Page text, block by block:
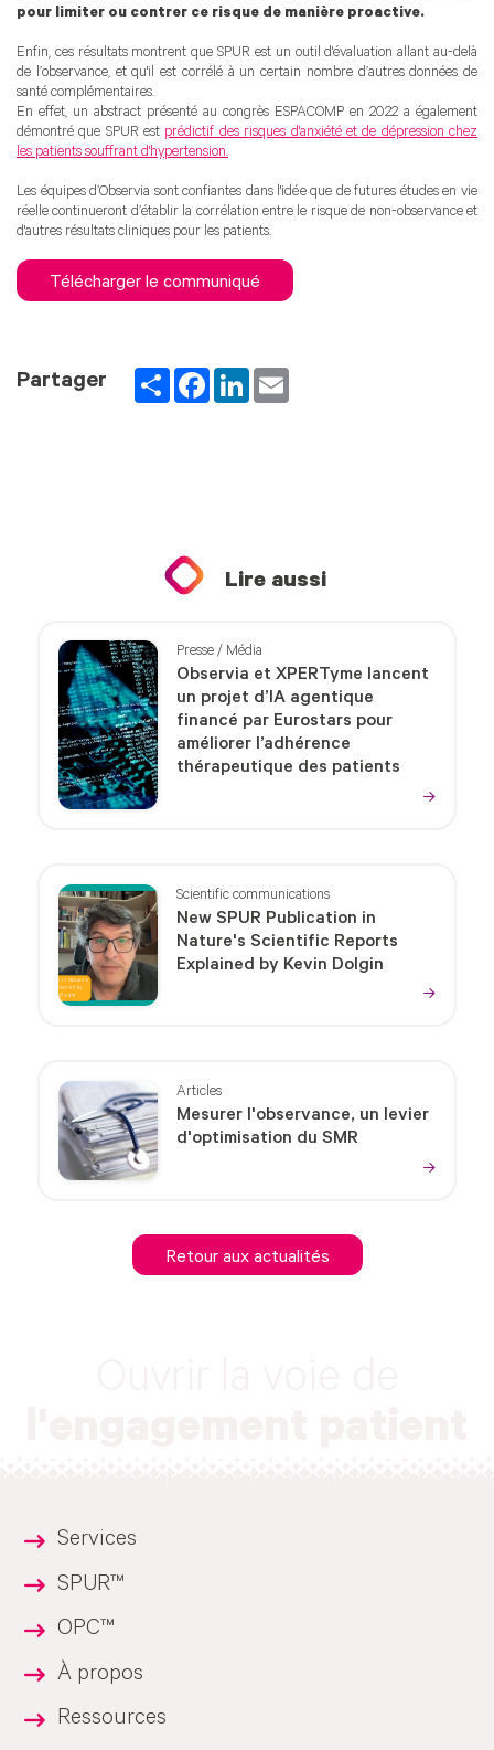
pour limiter ou contrer ce risque de manière proactive.
Enfin, ces résultats montrent que SPUR est un outil d'évaluation allant au-delà
de l’observance, et qu'il est corrélé à un certain nombre d’autres données de
santé complémentaires.
En effet, un abstract présenté au congrès ESPACOMP en 2022 a également
démontré que SPUR est prédictif des risques d'anxiété et de dépression chez
les patients souffrant d'hypertension.
Les équipes d’Observia sont confiantes dans l'idée que de futures études en vie
réelle continueront d’établir la corrélation entre le risque de non-observance et
d'autres résultats cliniques pour les patients.
Télécharger le communiqué
Partager PartagerFacebookLinkedInEmail
Lire aussi
Presse / Média
Observia et XPERTyme lancent
un projet d’IA agentique
financé par Eurostars pour
améliorer l’adhérence
thérapeutique des patients
Scientific communications
New SPUR Publication in
Nature's Scientific Reports
Explained by Kevin Dolgin
Articles
Mesurer l'observance, un levier
d'optimisation du SMR
Retour aux actualités
Services
SPUR™
OPC™
À propos
Ressources